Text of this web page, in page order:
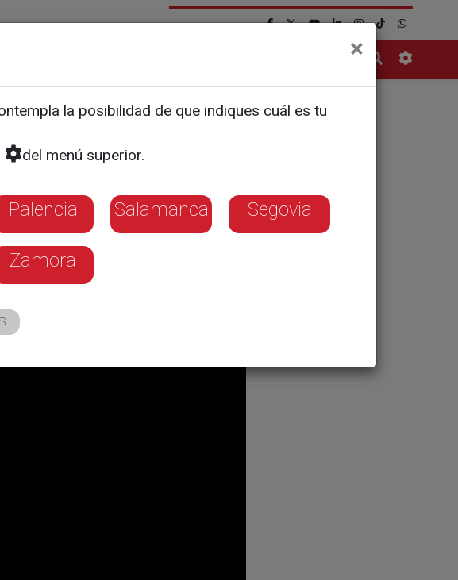
los SUV
complica el
×
la posibilidad de que indiques cuál es tu
del menú superior.
Palencia Salamanca Segovia
Zamora